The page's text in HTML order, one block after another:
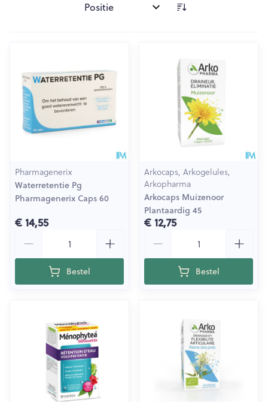
Sorteer op:
Pharmagenerix
Waterretentie Pg
Pharmagenerix Caps 60
€ 14,55
Bestel
Arkocaps, Arkogelules,
Arkopharma
Arkocaps Muizenoor
Plantaardig 45
€ 12,75
Bestel